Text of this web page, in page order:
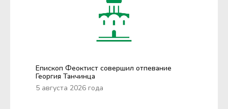
Епископ Феоктист совершил отпевание
Георгия Танчинца
5 августа 2026 года